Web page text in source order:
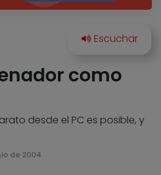
como
desde el PC es posible, y
de 2004